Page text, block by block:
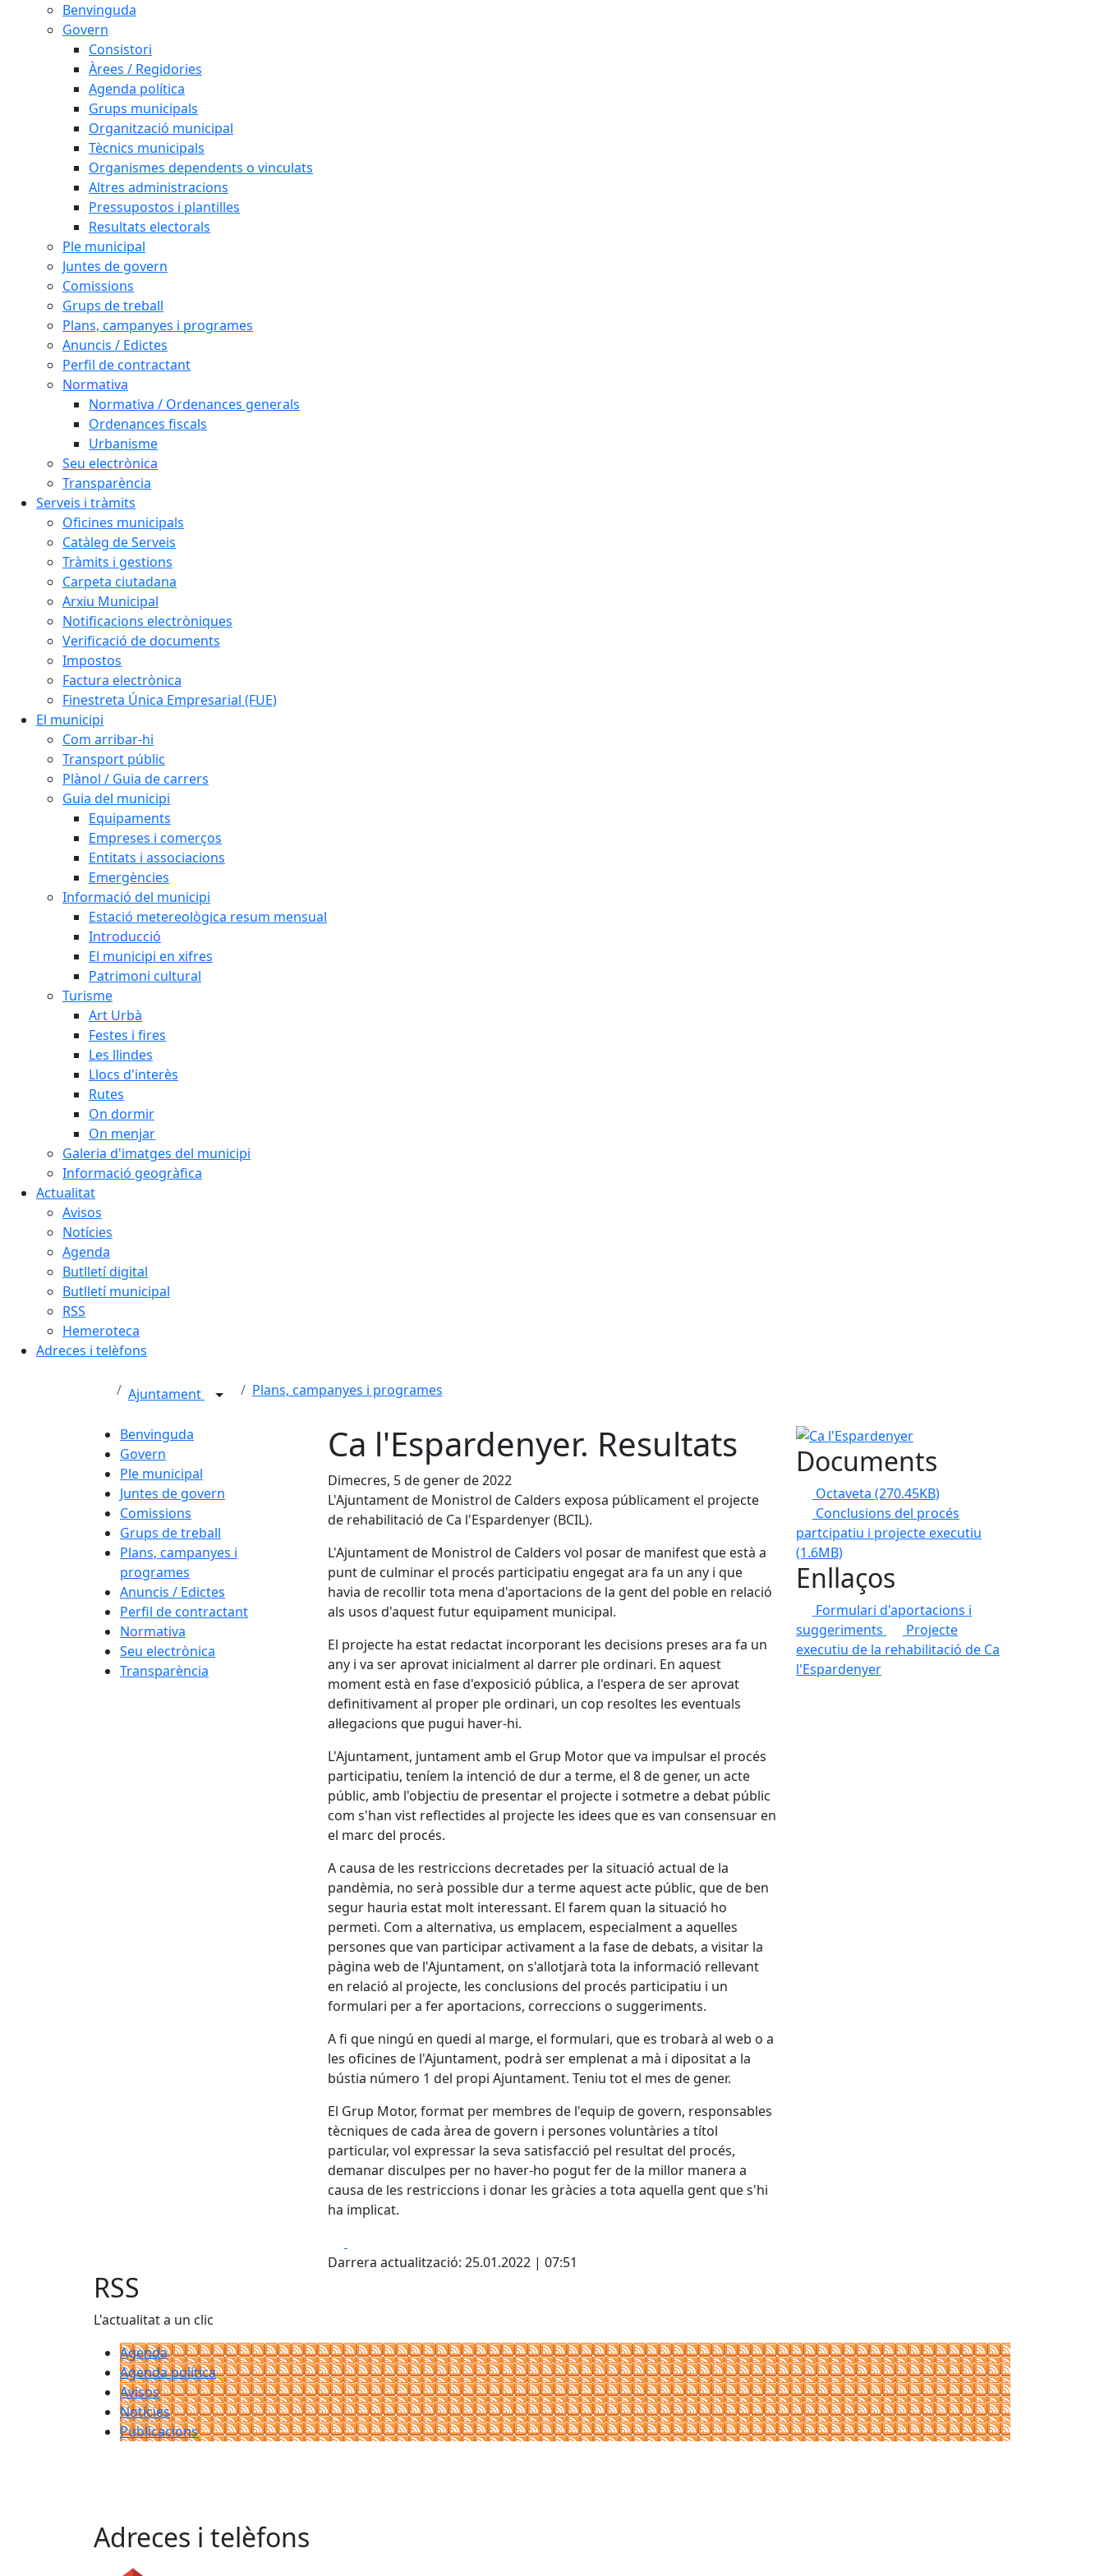
Benvinguda
Govern
Consistori
Àrees / Regidories
Agenda política
Grups municipals
Organització municipal
Tècnics municipals
Organismes dependents o vinculats
Altres administracions
Pressupostos i plantilles
Resultats electorals
Ple municipal
Juntes de govern
Comissions
Grups de treball
Plans, campanyes i programes
Anuncis / Edictes
Perfil de contractant
Normativa
Normativa / Ordenances generals
Ordenances fiscals
Urbanisme
Seu electrònica
Transparència
Serveis i tràmits
Oficines municipals
Catàleg de Serveis
Tràmits i gestions
Carpeta ciutadana
Arxiu Municipal
Notificacions electròniques
Verificació de documents
Impostos
Factura electrònica
Finestreta Única Empresarial (FUE)
El municipi
Com arribar-hi
Transport públic
Plànol / Guia de carrers
Guia del municipi
Equipaments
Empreses i comerços
Entitats i associacions
Emergències
Informació del municipi
Estació metereològica resum mensual
Introducció
El municipi en xifres
Patrimoni cultural
Turisme
Art Urbà
Festes i fires
Les llindes
Llocs d'interès
Rutes
On dormir
On menjar
Galeria d'imatges del municipi
Informació geogràfica
Actualitat
Avisos
Notícies
Agenda
Butlletí digital
Butlletí municipal
RSS
Hemeroteca
Adreces i telèfons
Ajuntament Plans, campanyes i programes
Benvinguda
Govern
Ple municipal
Juntes de govern
Comissions
Grups de treball
Plans, campanyes i
programes
Anuncis / Edictes
Perfil de contractant
Normativa
Seu electrònica
Transparència
Ca l'Espardenyer. Resultats
Dimecres, 5 de gener de 2022
L'Ajuntament de Monistrol de Calders exposa públicament el projecte
de rehabilitació de Ca l'Espardenyer (BCIL).
L'Ajuntament de Monistrol de Calders vol posar de manifest que està a
punt de culminar el procés participatiu engegat ara fa un any i que
havia de recollir tota mena d'aportacions de la gent del poble en relació
als usos d'aquest futur equipament municipal.
El projecte ha estat redactat incorporant les decisions preses ara fa un
any i va ser aprovat inicialment al darrer ple ordinari. En aquest
moment està en fase d'exposició pública, a l'espera de ser aprovat
definitivament al proper ple ordinari, un cop resoltes les eventuals
al·legacions que pugui haver-hi.
L'Ajuntament, juntament amb el Grup Motor que va impulsar el procés
participatiu, teníem la intenció de dur a terme, el 8 de gener, un acte
públic, amb l'objectiu de presentar el projecte i sotmetre a debat públic
com s'han vist reflectides al projecte les idees que es van consensuar en
el marc del procés.
A causa de les restriccions decretades per la situació actual de la
pandèmia, no serà possible dur a terme aquest acte públic, que de ben
segur hauria estat molt interessant. El farem quan la situació ho
permeti. Com a alternativa, us emplacem, especialment a aquelles
persones que van participar activament a la fase de debats, a visitar la
pàgina web de l'Ajuntament, on s'allotjarà tota la informació rellevant
en relació al projecte, les conclusions del procés participatiu i un
formulari per a fer aportacions, correccions o suggeriments.
A fi que ningú en quedi al marge, el formulari, que es trobarà al web o a
les oficines de l'Ajuntament, podrà ser emplenat a mà i dipositat a la
bústia número 1 del propi Ajuntament. Teniu tot el mes de gener.
El Grup Motor, format per membres de l'equip de govern, responsables
tècniques de cada àrea de govern i persones voluntàries a títol
particular, vol expressar la seva satisfacció pel resultat del procés,
demanar disculpes per no haver-ho pogut fer de la millor manera a
causa de les restriccions i donar les gràcies a tota aquella gent que s'hi
ha implicat.
Darrera actualització: 25.01.2022 | 07:51
Ca l'Espardenyer
Documents
Octaveta (270.45KB)
Conclusions del procés
partcipatiu i projecte executiu
(1.6MB)
Enllaços
Formulari d'aportacions i
suggeriments
Projecte
executiu de la rehabilitació de Ca
l'Espardenyer
RSS
L'actualitat a un clic
Agenda
Agenda política
Avisos
Notícies
Publicacions
Adreces i telèfons